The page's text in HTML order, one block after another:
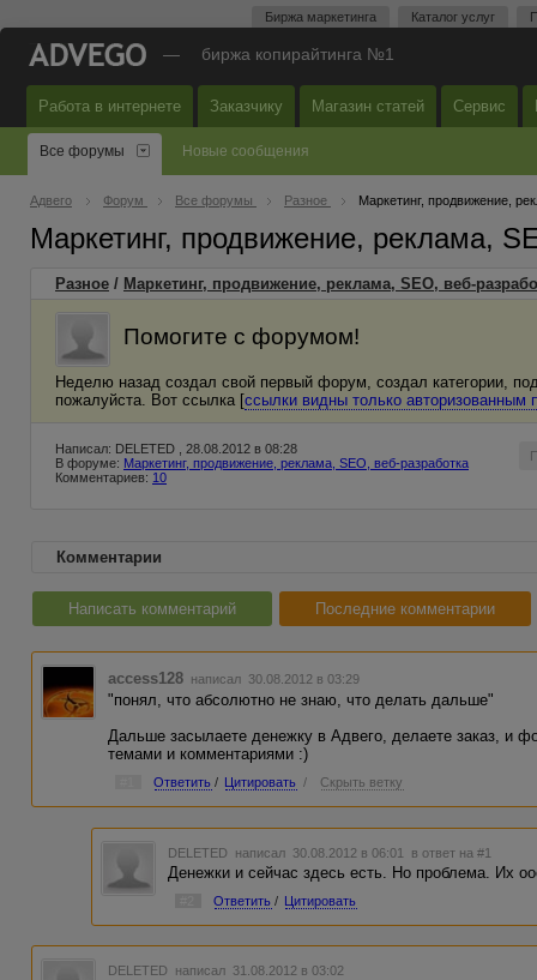
Биржа маркетинга Каталог услуг
— биржа копирайтинга №1
Работа в интернете Заказчику Магазин статей Сервис
Все форумы Новые сообщения
Адвего Форум Все форумы Разное Маркетинг, продвижение,
Маркетинг, продвижение, реклама,
Разное / Маркетинг, продвижение, реклама, SEO, веб-
Помогите с форумом!
Неделю назад создал свой первый форум, создал категории,
пожалуйста. Вот ссылка [ссылки видны только авторизованным
Написал: DELETED , 28.08.2012 в 08:28
В форуме: Маркетинг, продвижение, реклама, SEO, веб-разработка
Комментариев: 10
Комментарии
Написать комментарий Последние комментарии
access128 написал 30.08.2012 в 03:29
"понял, что абсолютно не знаю, что делать дальше"
Дальше засылаете денежку в Адвего, делаете заказ, и
темами и комментариями :)
Ответить / Цитировать / Скрыть ветку
DELETED написал 30.08.2012 в 06:01 в ответ на #1
Денежки и сейчас здесь есть. Но проблема. Их
Ответить / Цитировать
DELETED написал 31.08.2012 в 03:02